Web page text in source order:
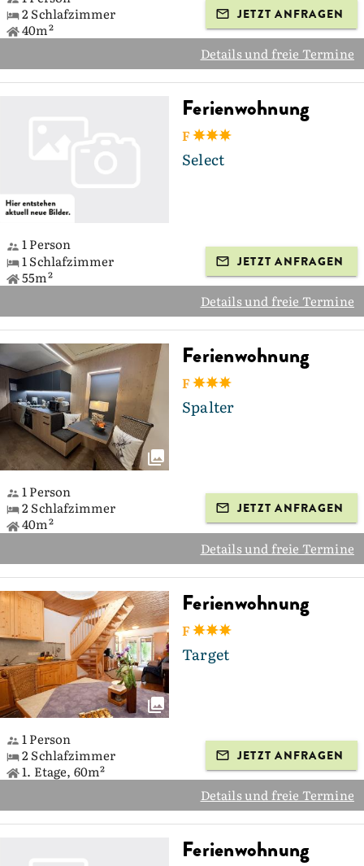
2 Schlafzimmer
40m²
JETZT ANFRAGEN
Details und freie Termine
Ferienwohnung
F
Select
1 Person
1 Schlafzimmer
55m²
JETZT ANFRAGEN
Details und freie Termine
Ferienwohnung
F
Spalter
1 Person
2 Schlafzimmer
40m²
JETZT ANFRAGEN
Details und freie Termine
Ferienwohnung
F
Target
1 Person
2 Schlafzimmer
1. Etage, 60m²
JETZT ANFRAGEN
Details und freie Termine
Ferienwohnung